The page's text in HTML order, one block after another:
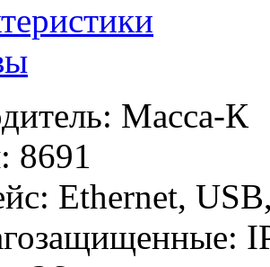
: Масса-К
: 8691
: Ethernet,
: